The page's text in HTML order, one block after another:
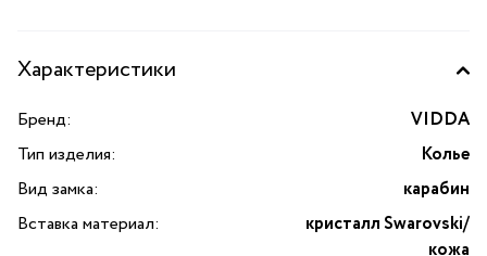
Характеристики
Бренд:
VIDDA
Тип изделия:
Колье
Вид замка:
карабин
Вставка материал:
кристалл Swarovski/
кожа